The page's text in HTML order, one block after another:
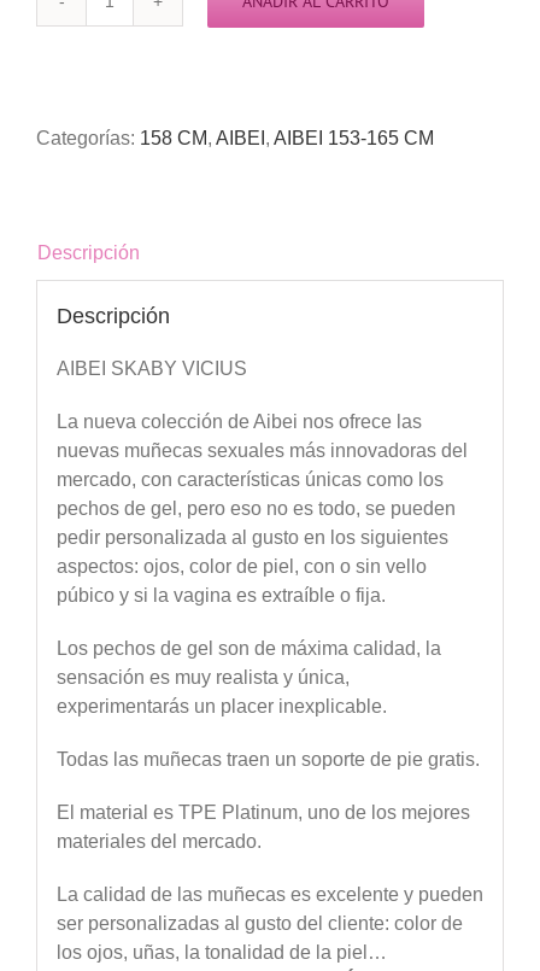
SEX
VICIUS
Categorías: 158 CM, AIBEI , AIBEI 153-165 CM
Descripción
Descripción
AIBEI SKABY VICIUS
La nueva colección de Aibei nos ofrece las
nuevas muñecas sexuales más innovadoras del
mercado, con características únicas como los
pechos de gel, pero eso no es todo, se pueden
pedir personalizada al gusto en los siguientes
aspectos: ojos, color de piel, con o sin vello
púbico y si la vagina es extraíble o fija.
Los pechos de gel son de máxima calidad, la
sensación es muy realista y única,
experimentarás un placer inexplicable.
Todas las muñecas traen un soporte de pie gratis.
El material es TPE Platinum, uno de los mejores
materiales del mercado.
La calidad de las muñecas es excelente y pueden
ser personalizadas al gusto del cliente: color de
los ojos, uñas, la tonalidad de la piel…